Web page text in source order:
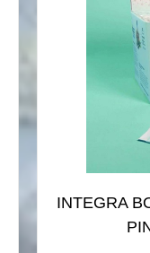
INTEGRA